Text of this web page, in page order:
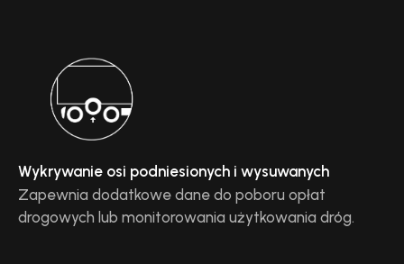
Wykrywanie osi podniesionych i wysuwanych
Zapewnia dodatkowe dane do poboru opłat
drogowych lub monitorowania użytkowania dróg.